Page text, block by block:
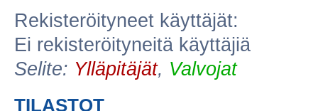
Rekisteröityneet käyttäjät:
Ei rekisteröityneitä käyttäjiä
Selite: Ylläpitäjät, Valvojat
TILASTOT